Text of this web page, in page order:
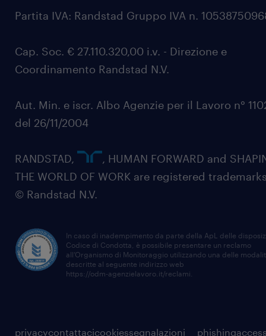
Partita IVA: Randstad Gruppo IVA n.
Cap. Soc. € 27.110.320,00 i.v. - Direzione e
Coordinamento Randstad N.V.
Aut. Min. e iscr. Albo Agenzie per il Lavoro n°
del 26/11/2004
RANDSTAD,
, HUMAN FORWARD and
THE WORLD OF WORK are registered
© Randstad N.V.
In caso di inadempimento da parte della ApL delle
Codice di Condotta, è possibile presentare un reclamo
all’Organismo di Monitoraggio utilizzando una delle
descritte al seguente indirizzo web
https://odm-agenzielavoro.it/reclami
privacycontattacicookiessegnalazioni
phishing